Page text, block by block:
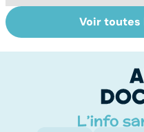
Tout savoir sur
les infections
Voir toutes